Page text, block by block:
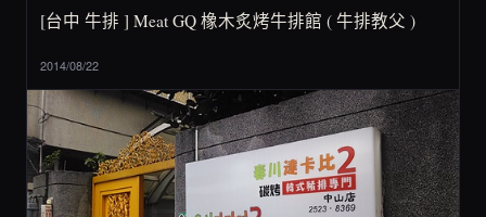
[台中 牛排 ] Meat GQ 橡木炙烤牛排館 ( 牛排教父 )
2014/08/22